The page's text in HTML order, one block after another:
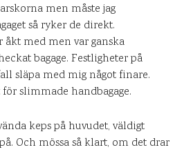
men måste jag
så ryker de direkt.
med men var ganska
bagage. Festligheter på
släpa med mig något finare.
slimmade handbagage.
keps på huvudet, väldigt
Och mössa så klart, om det drar